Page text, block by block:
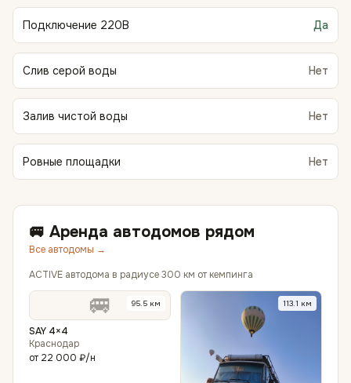
Подключение 220В Да
Слив серой воды Нет
Залив чистой воды Нет
Ровные площадки Нет
🚐 Аренда автодомов рядом
Все автодомы →
ACTIVE автодома в радиусе 300 км от кемпинга
🚐 95.5 км
SAY 4×4
Краснодар
от 22 000 ₽/н
113.1 км